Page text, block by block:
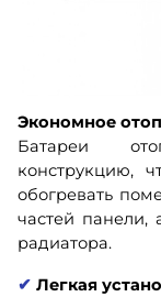
Экономное
Батареи
конструкцию,
обогревать
частей панели,
радиатора.
✔ Легкая